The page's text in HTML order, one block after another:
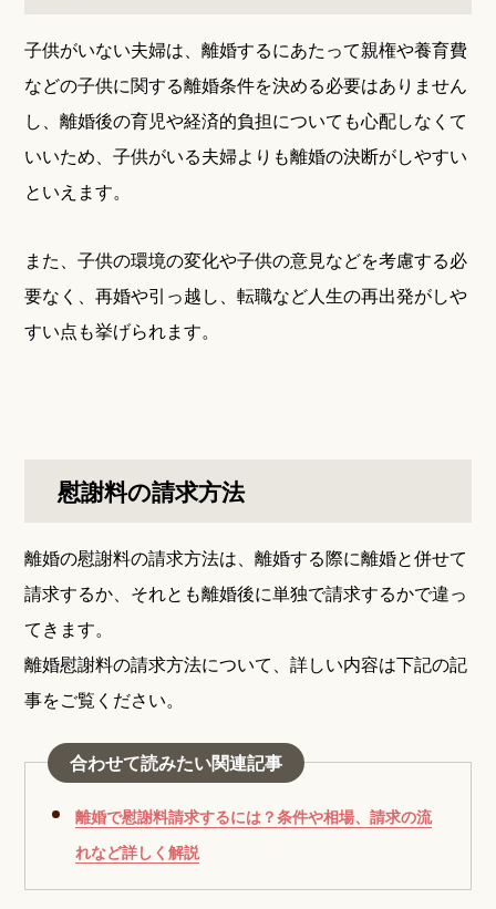
子供がいない夫婦は、離婚するにあたって親権や養育費
などの子供に関する離婚条件を決める必要はありません
し、離婚後の育児や経済的負担についても心配しなくて
いいため、子供がいる夫婦よりも離婚の決断がしやすい
といえます。
また、子供の環境の変化や子供の意見などを考慮する必
要なく、再婚や引っ越し、転職など人生の再出発がしや
すい点も挙げられます。
慰謝料の請求方法
離婚の慰謝料の請求方法は、離婚する際に離婚と併せて
請求するか、それとも離婚後に単独で請求するかで違っ
てきます。
離婚慰謝料の請求方法について、詳しい内容は下記の記
事をご覧ください。
合わせて読みたい関連記事
離婚で慰謝料請求するには？条件や相場、請求の流
れなど詳しく解説